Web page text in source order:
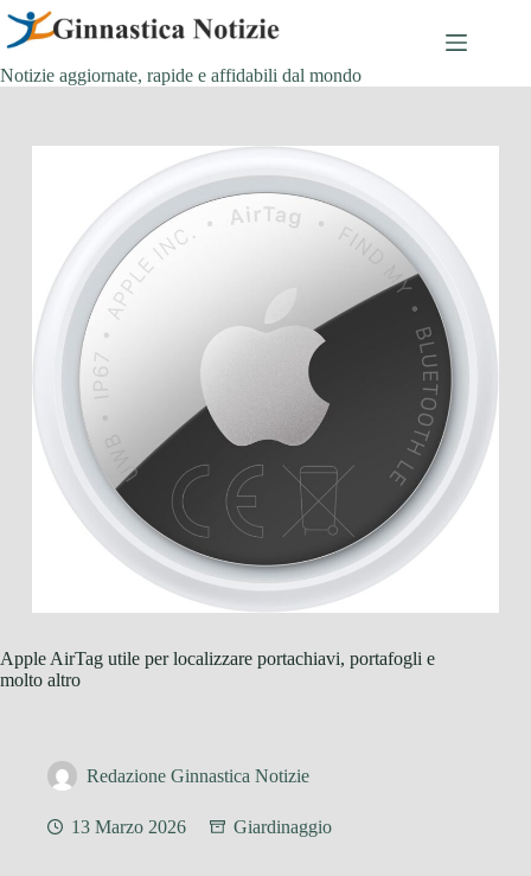
Salta
contenuto
Notizie aggiornate, rapide e affidabili dal mondo
Apple AirTag utile per localizzare portachiavi, portafogli e
molto altro
Redazione Ginnastica Notizie
13 Marzo 2026 Giardinaggio